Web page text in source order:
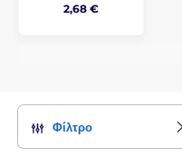
2,68 €
Φίλτρο